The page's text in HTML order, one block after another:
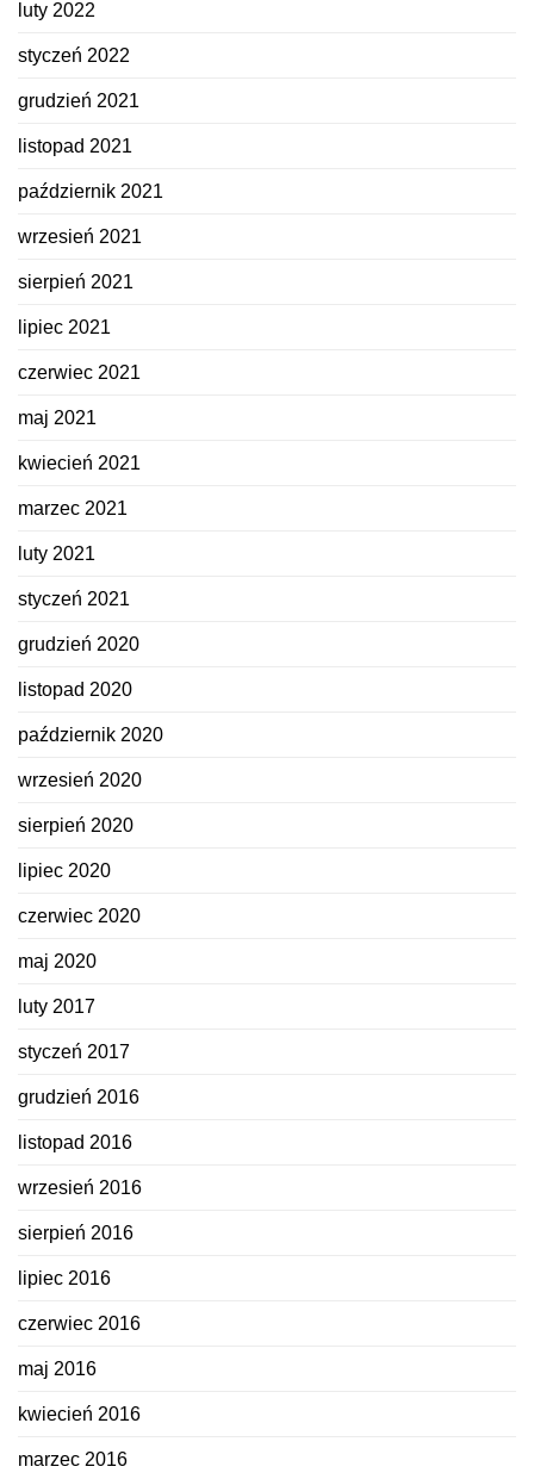
luty 2022
styczeń 2022
grudzień 2021
listopad 2021
październik 2021
wrzesień 2021
sierpień 2021
lipiec 2021
czerwiec 2021
maj 2021
kwiecień 2021
marzec 2021
luty 2021
styczeń 2021
grudzień 2020
listopad 2020
październik 2020
wrzesień 2020
sierpień 2020
lipiec 2020
czerwiec 2020
maj 2020
luty 2017
styczeń 2017
grudzień 2016
listopad 2016
wrzesień 2016
sierpień 2016
lipiec 2016
czerwiec 2016
maj 2016
kwiecień 2016
marzec 2016